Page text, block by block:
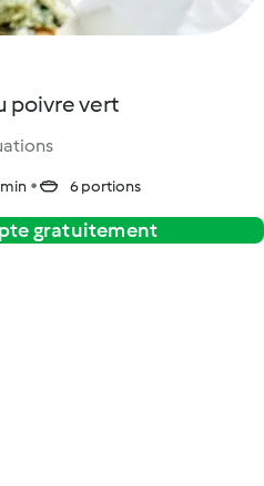
poivre vert
6 portions
gratuitement